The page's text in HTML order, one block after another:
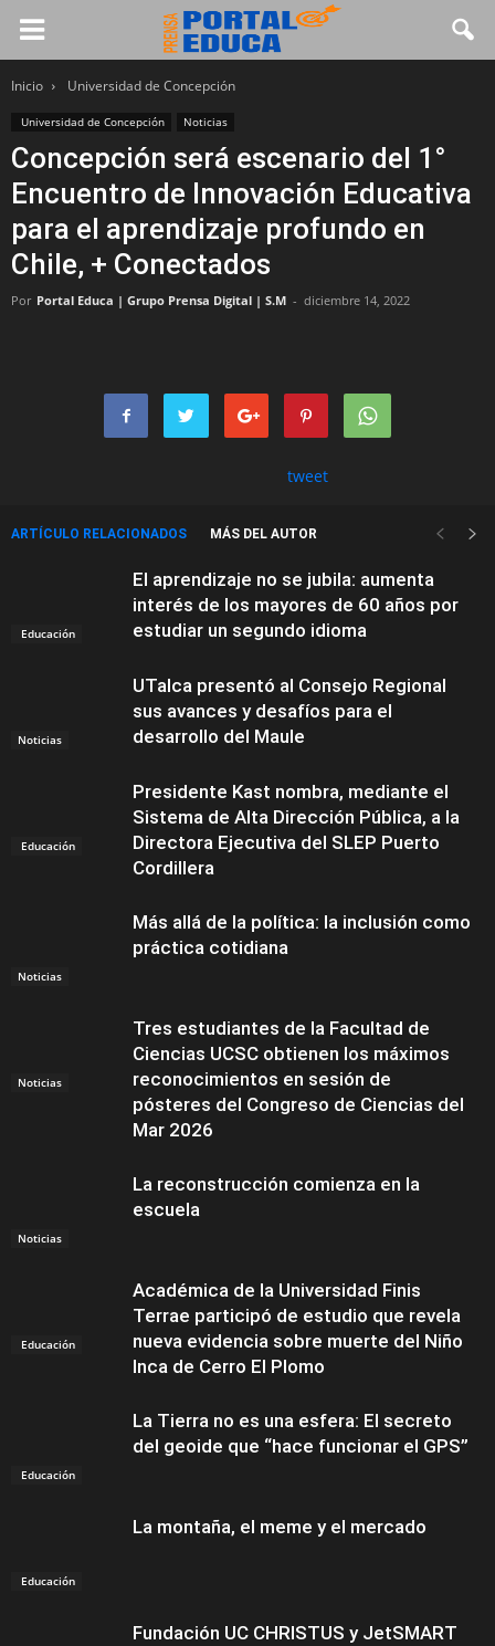
Inicio Universidad de Concepción
Universidad de Concepción Noticias
Concepción será escenario del 1°
Encuentro de Innovación Educativa
para el aprendizaje profundo en
Chile, + Conectados
Por Portal Educa | Grupo Prensa Digital | S.M - diciembre 14, 2022
tweet
ARTÍCULO RELACIONADOS MÁS DEL AUTOR
Educación
El aprendizaje no se jubila: aumenta
interés de los mayores de 60 años por
estudiar un segundo idioma
Noticias
UTalca presentó al Consejo Regional
sus avances y desafíos para el
desarrollo del Maule
Educación
Presidente Kast nombra, mediante el
Sistema de Alta Dirección Pública, a la
Directora Ejecutiva del SLEP Puerto
Cordillera
Noticias
Más allá de la política: la inclusión como
práctica cotidiana
Noticias
Tres estudiantes de la Facultad de
Ciencias UCSC obtienen los máximos
reconocimientos en sesión de
pósteres del Congreso de Ciencias del
Mar 2026
Noticias
La reconstrucción comienza en la
escuela
Educación
Académica de la Universidad Finis
Terrae participó de estudio que revela
nueva evidencia sobre muerte del Niño
Inca de Cerro El Plomo
Educación
La Tierra no es una esfera: El secreto
del geoide que “hace funcionar el GPS”
Educación
La montaña, el meme y el mercado
Fundación UC CHRISTUS y JetSMART